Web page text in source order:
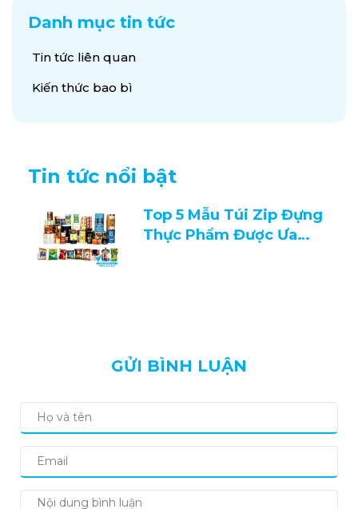
Danh mục tin tức
Tin tức liên quan
Kiến thức bao bì
Tin tức nổi bật
Top 5 Mẫu Túi Zip Đựng
Thực Phẩm Được Ưa
GỬI BÌNH LUẬN